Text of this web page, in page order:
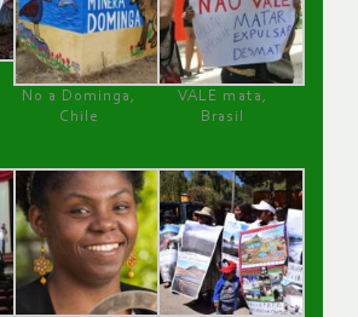
No a Dominga,
Chile
VALE mata,
Brasil